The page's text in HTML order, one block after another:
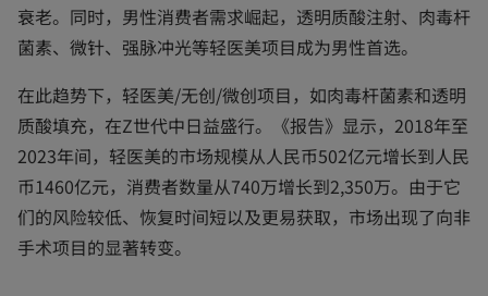
衰老。同时，男性消费者需求崛起，透明质酸注射、肉毒杆
菌素、微针、强脉冲光等轻医美项目成为男性首选。
在此趋势下，轻医美/无创/微创项目，如肉毒杆菌素和透明
质酸填充，在Z世代中日益盛行。《报告》显示，2018年至
2023年间，轻医美的市场规模从人民币502亿元增长到人民
币1460亿元，消费者数量从740万增长到2,350万。由于它
们的风险较低、恢复时间短以及更易获取，市场出现了向非
手术项目的显著转变。